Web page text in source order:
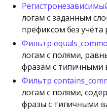
логам с заданным
префиксом без учёта
Фильтр
логам с полями,
фразам с типичными
Фильтр
логам с полями,
фразы с типичными